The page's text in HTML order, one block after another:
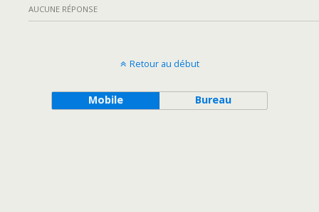
AUCUNE RÉPONSE
Retour au début
Mobile Bureau